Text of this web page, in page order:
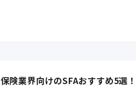
保険業界向けのSFAおすすめ5選